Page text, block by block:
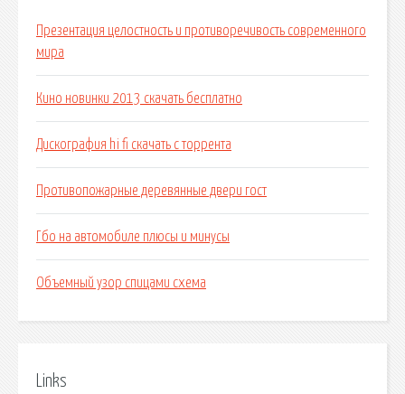
Презентация целостность и противоречивость современного
мира
Кино новинки 2013 скачать бесплатно
Дискография hi fi скачать с торрента
Противопожарные деревянные двери гост
Гбо на автомобиле плюсы и минусы
Объемный узор спицами схема
Links